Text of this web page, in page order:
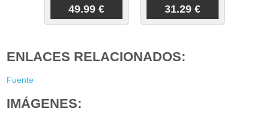
49.99 € 31.29 €
ENLACES RELACIONADOS:
Fuente
IMÁGENES: